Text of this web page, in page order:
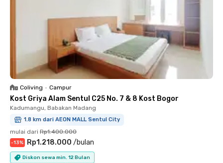
Coliving • Campur
Kost Griya Alam Sentul C25 No. 7 & 8 Kost Bogor
Kadumangu, Babakan Madang
1.8 km dari AEON MALL Sentul City
mulai dari Rp1.400.000
-13% Rp1.218.000 /bulan
Diskon sewa min. 12 Bulan